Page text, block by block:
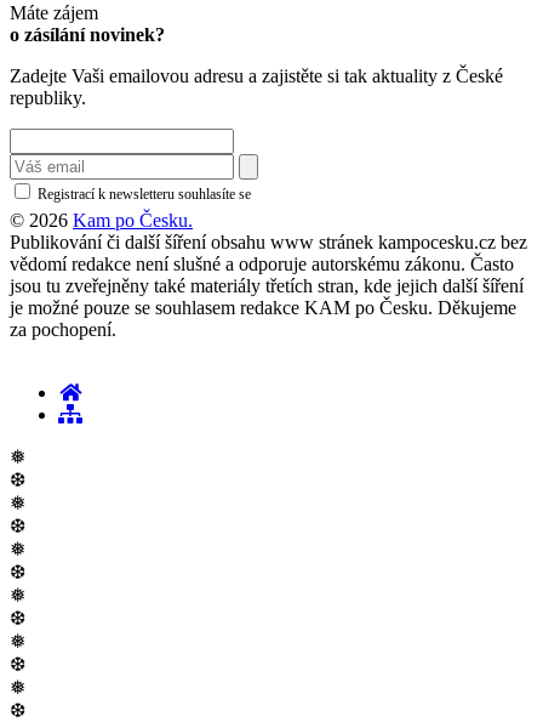
Máte zájem
o zásílání novinek?
Zadejte Vaši emailovou adresu a zajistěte si tak aktuality z České
republiky.
Registrací k newsletteru souhlasíte se
© 2026 Kam po Česku.
Publikování či další šíření obsahu www stránek kampocesku.cz bez
vědomí redakce není slušné a odporuje autorskému zákonu. Často
jsou tu zveřejněny také materiály třetích stran, kde jejich další šíření
je možné pouze se souhlasem redakce KAM po Česku. Děkujeme
za pochopení.
❅
❆
❅
❆
❅
❆
❅
❆
❅
❆
❅
❆